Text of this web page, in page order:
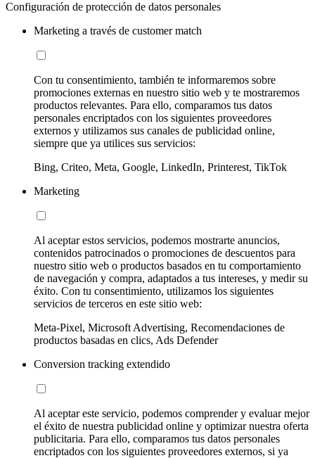
Configuración de protección de datos personales
Marketing a través de customer match
Con tu consentimiento, también te informaremos sobre
promociones externas en nuestro sitio web y te mostraremos
productos relevantes. Para ello, comparamos tus datos
personales encriptados con los siguientes proveedores
externos y utilizamos sus canales de publicidad online,
siempre que ya utilices sus servicios:
Bing, Criteo, Meta, Google, LinkedIn, Printerest, TikTok
Marketing
Al aceptar estos servicios, podemos mostrarte anuncios,
contenidos patrocinados o promociones de descuentos para
nuestro sitio web o productos basados en tu comportamiento
de navegación y compra, adaptados a tus intereses, y medir su
éxito. Con tu consentimiento, utilizamos los siguientes
servicios de terceros en este sitio web:
Meta-Pixel, Microsoft Advertising, Recomendaciones de
productos basadas en clics, Ads Defender
Conversion tracking extendido
Al aceptar este servicio, podemos comprender y evaluar mejor
el éxito de nuestra publicidad online y optimizar nuestra oferta
publicitaria. Para ello, comparamos tus datos personales
encriptados con los siguientes proveedores externos, si ya